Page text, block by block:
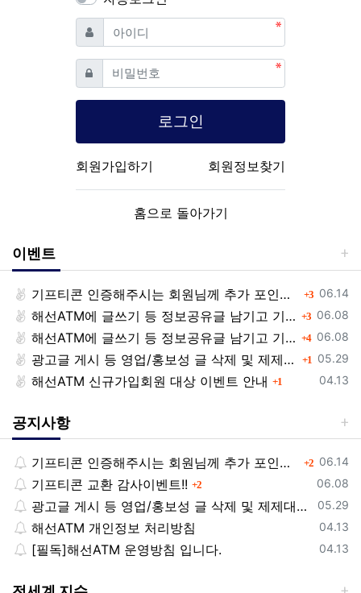
아이디 필수
비밀번호필수
로그인
회원가입하기 회원정보찾기
홈으로 돌아가기
이벤트
등록일
06.14
기프티콘 인증해주시는 회원님께 추가 포인트 쏩니다!! 3댓글
등록일
06.08
해선ATM에 글쓰기 등 정보공유글 남기고 기프티콘 받자! 3댓글
등록일
06.08
해선ATM에 글쓰기 등 정보공유글 남기고 기프티콘 받자! 4댓글
등록일
05.29
광고글 게시 등 영업/홍보성 글 삭제 및 제제대상입니다. 1댓글
등록일
04.13
해선ATM 신규가입회원 대상 이벤트 안내 1
공지사항
등록일
06.14
기프티콘 인증해주시는 회원님께 추가 포인트 쏩니다!! 2댓글
등록일
06.08
기프티콘 교환 감사이벤트!! 2댓글
등록일
05.29
광고글 게시 등 영업/홍보성 글 삭제 및 제제대상입니다.
등록일
04.13
해선ATM 개인정보 처리방침
등록일
04.13
[필독]해선ATM 운영방침 입니다.